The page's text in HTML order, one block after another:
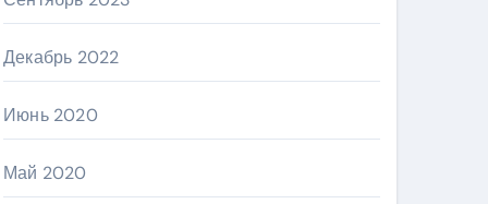
Декабрь 2022
Июнь 2020
Май 2020